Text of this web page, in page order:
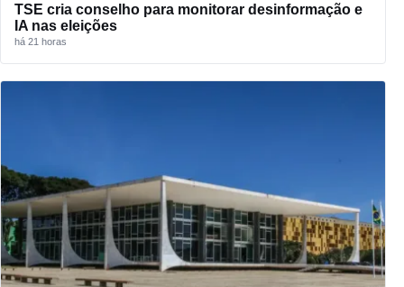
TSE cria conselho para monitorar desinformação e
IA nas eleições
há 21 horas